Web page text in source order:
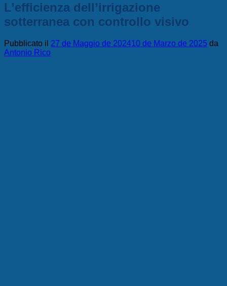
L’efficienza dell’irrigazione
sotterranea con controllo visivo
Pubblicato il 27 de Maggio de 202410 de Marzo de 2025 da
Antonio Rico